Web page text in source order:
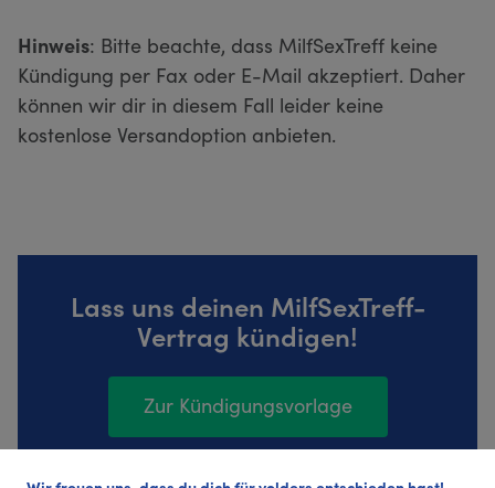
Hinweis: Bitte beachte, dass MilfSexTreff keine
Kündigung per Fax oder E-Mail akzeptiert. Daher
können wir dir in diesem Fall leider keine
kostenlose Versandoption anbieten.
Lass uns deinen MilfSexTreff-
Vertrag kündigen!
Zur Kündigungsvorlage